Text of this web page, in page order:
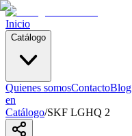
Inicio
Catálogo
Quienes somosContactoBlog
en
Catálogo/SKF LGHQ 2